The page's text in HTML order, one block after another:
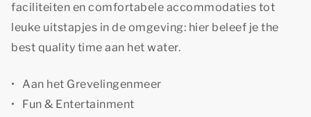
faciliteiten en comfortabele accommodaties tot
leuke uitstapjes in de omgeving: hier beleef je the
best quality time aan het water.
Aan het Grevelingenmeer
Fun & Entertainment